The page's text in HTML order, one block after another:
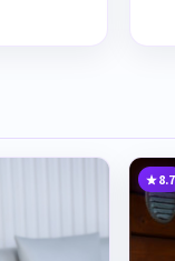
8.7